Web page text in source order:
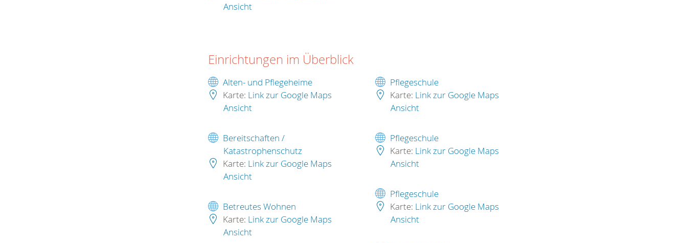
Ansicht
Einrichtungen im Überblick
Alten- und Pflegeheime
Karte: Link zur Google Maps
Ansicht
Bereitschaften /
Katastrophenschutz
Karte: Link zur Google Maps
Ansicht
Betreutes Wohnen
Karte: Link zur Google Maps
Ansicht
Pflegeschule
Karte: Link zur Google Maps
Ansicht
Pflegeschule
Karte: Link zur Google Maps
Ansicht
Pflegeschule
Karte: Link zur Google Maps
Ansicht